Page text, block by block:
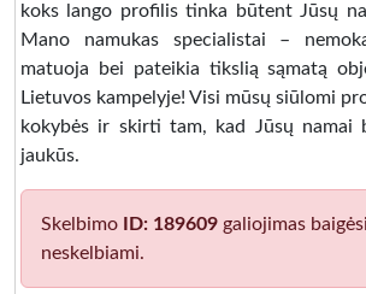
koks lango profilis tinka būtent Jūsų
Mano namukas specialistai –
matuoja bei pateikia tikslią sąmatą
Lietuvos kampelyje! Visi mūsų siūlomi
kokybės ir skirti tam, kad Jūsų namai
jaukūs.
Skelbimo ID: 189609 galiojimas
neskelbiami.